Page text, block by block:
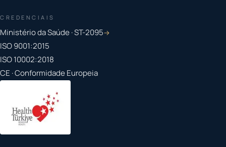
CREDENCIAIS
Ministério da Saúde · ST-2095→
ISO 9001:2015
ISO 10002:2018
CE · Conformidade Europeia